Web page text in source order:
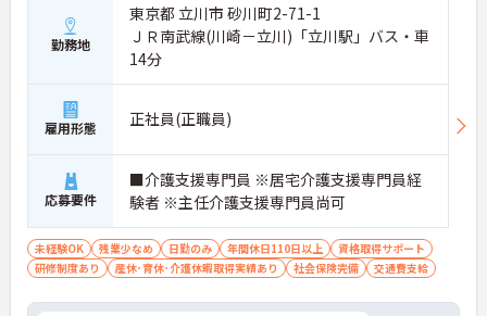
勤務地
東京都 立川市 砂川町2-71-1
ＪＲ南武線(川崎－立川)「立川駅」バス・車
14分
雇用形態 正社員(正職員)
応募要件
■介護支援専門員 ※居宅介護支援専門員経
験者 ※主任介護支援専門員尚可
未経験OK 残業少なめ 日勤のみ 年間休日110日以上
資格取得サポート
研修制度あり
産休･育休･介護休暇取得実績あり 社会保険完備 交通費支給